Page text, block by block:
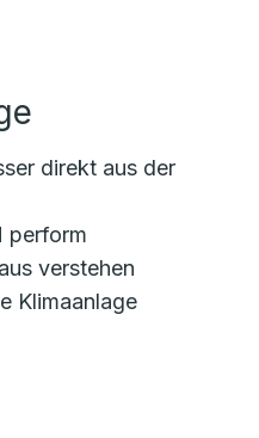
direkt aus der
perform
verstehen
Klimaanlage